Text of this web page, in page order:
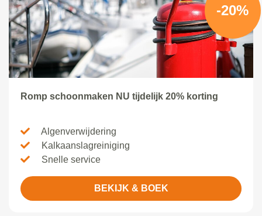
-20%
Romp schoonmaken NU tijdelijk 20% korting
Algenverwijdering
Kalkaanslagreiniging
Snelle service
BEKIJK & BOEK